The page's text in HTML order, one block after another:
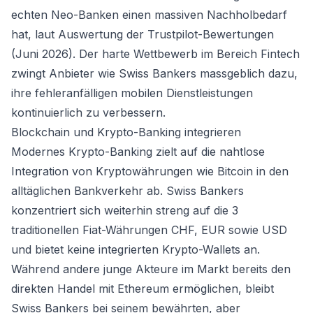
echten Neo-Banken einen massiven Nachholbedarf
hat, laut Auswertung der Trustpilot-Bewertungen
(Juni 2026). Der harte Wettbewerb im Bereich Fintech
zwingt Anbieter wie Swiss Bankers massgeblich dazu,
ihre fehleranfälligen mobilen Dienstleistungen
kontinuierlich zu verbessern.
Blockchain und Krypto-Banking integrieren
Modernes Krypto-Banking zielt auf die nahtlose
Integration von Kryptowährungen wie Bitcoin in den
alltäglichen Bankverkehr ab. Swiss Bankers
konzentriert sich weiterhin streng auf die 3
traditionellen Fiat-Währungen CHF, EUR sowie USD
und bietet keine integrierten Krypto-Wallets an.
Während andere junge Akteure im Markt bereits den
direkten Handel mit Ethereum ermöglichen, bleibt
Swiss Bankers bei seinem bewährten, aber